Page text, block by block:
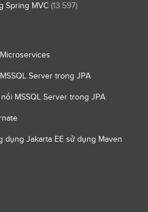
Spring MVC (13.597)
Server trong JPA
nối MSSQL Server trong JPA
dụng Jakarta EE sử dụng Maven